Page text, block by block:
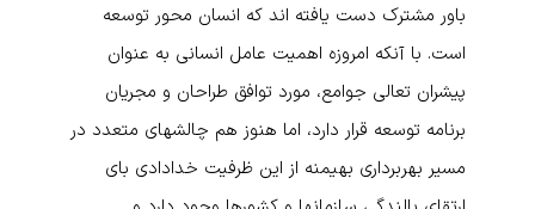
باور مشترک دست یافته اند که انسان محور توسعه
است. با آنکه امروزه اهمیت عامل انسانی به عنوان
پیشران تعالی جوامع، مورد توافق طراحان و مجریان
برنامه توسعه قرار دارد، اما هنوز هم چالشهای متعدد در
مسیر بهربرداری بهیمنه از این ظرفیت خدادادی بای